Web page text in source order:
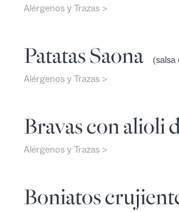
Alérgenos y Trazas >
Patatas Saona
(salsa
Alérgenos y Trazas >
Bravas con alioli
Alérgenos y Trazas >
Boniatos